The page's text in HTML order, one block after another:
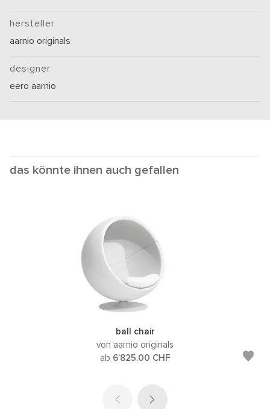
hersteller
aarnio originals
designer
eero aarnio
das könnte ihnen auch gefallen
ball chair
von aarnio originals
ab 6’825.00 CHF